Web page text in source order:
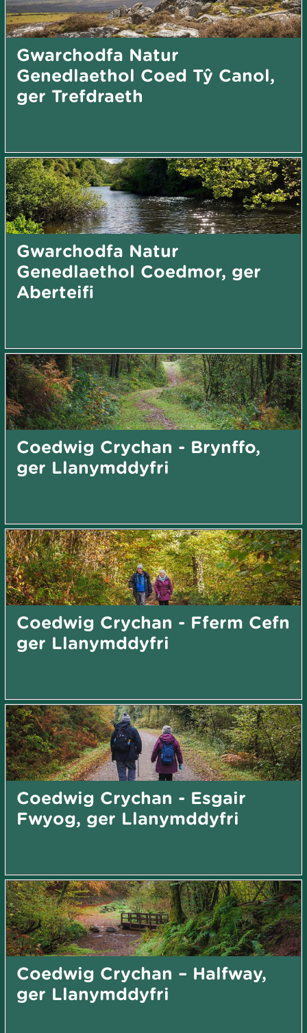
Gwarchodfa Natur
Genedlaethol Coed Tŷ Canol,
ger Trefdraeth
Gwarchodfa Natur
Genedlaethol Coedmor, ger
Aberteifi
Coedwig Crychan - Brynffo,
ger Llanymddyfri
Coedwig Crychan - Fferm Cefn
ger Llanymddyfri
Coedwig Crychan - Esgair
Fwyog, ger Llanymddyfri
Coedwig Crychan – Halfway,
ger Llanymddyfri